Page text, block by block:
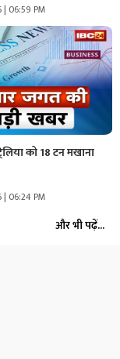
06:59 PM
को 18 टन मखाना
06:24 PM
और भी पढ़ें...